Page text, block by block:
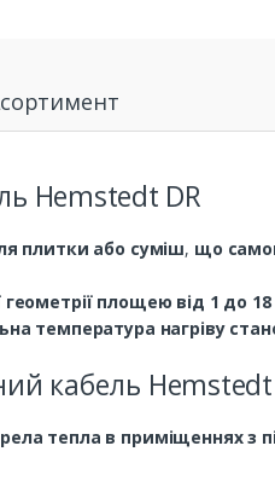
Hemstedt DR
плитки або суміш, що
площею від 1 до
температура нагріву
кабель Hemstedt
тепла в приміщеннях з